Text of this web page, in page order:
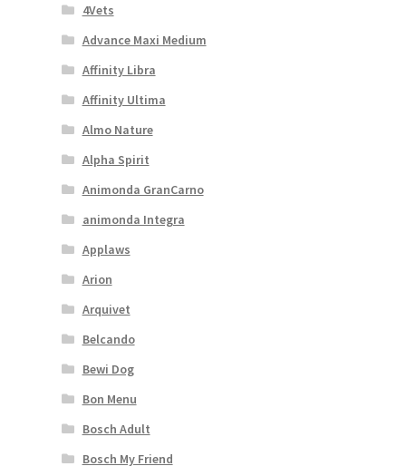
4Vets
Advance Maxi Medium
Affinity Libra
Affinity Ultima
Almo Nature
Alpha Spirit
Animonda GranCarno
animonda Integra
Applaws
Arion
Arquivet
Belcando
Bewi Dog
Bon Menu
Bosch Adult
Bosch My Friend